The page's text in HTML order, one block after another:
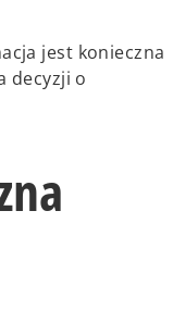
jest konieczna
decyzji o